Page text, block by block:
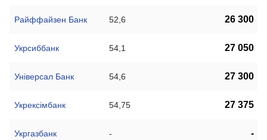
Райффайзен Банк 52,6 26 300
Укрсиббанк 54,1 27 050
Універсал Банк 54,6 27 300
Укрексімбанк 54,75 27 375
Укргазбанк - -